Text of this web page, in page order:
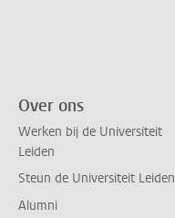
Over ons
Werken bij de Universiteit
Leiden
Steun de Universiteit Leiden
Alumni